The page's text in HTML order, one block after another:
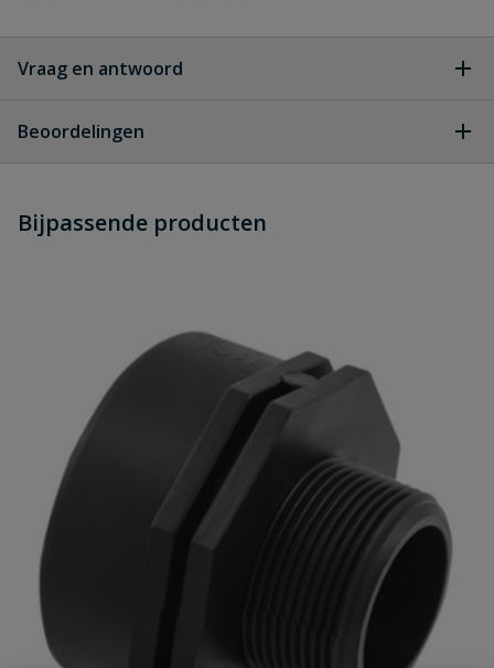
Vraag en antwoord
dit product?
Beoordelingen
Schrijf zelf een beoordeling
Uw waardering:
Naam
Samenvatting
Bijpassende producten